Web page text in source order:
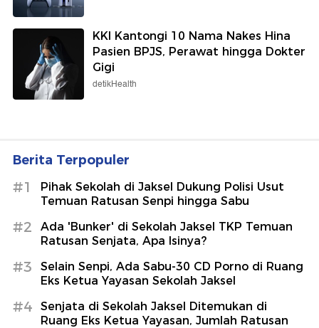
KKI Kantongi 10 Nama Nakes Hina
Pasien BPJS, Perawat hingga Dokter
Gigi
detikHealth
Berita Terpopuler
#1
Pihak Sekolah di Jaksel Dukung Polisi Usut
Temuan Ratusan Senpi hingga Sabu
#2
Ada 'Bunker' di Sekolah Jaksel TKP Temuan
Ratusan Senjata, Apa Isinya?
#3
Selain Senpi, Ada Sabu-30 CD Porno di Ruang
Eks Ketua Yayasan Sekolah Jaksel
#4
Senjata di Sekolah Jaksel Ditemukan di
Ruang Eks Ketua Yayasan, Jumlah Ratusan